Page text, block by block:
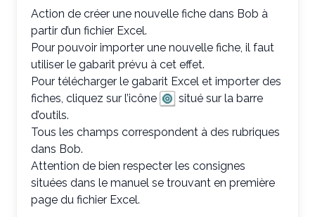
Action de créer une nouvelle fiche dans Bob à
partir d’un fichier Excel.
Pour pouvoir importer une nouvelle fiche, il faut
utiliser le gabarit prévu à cet effet.
Pour télécharger le gabarit Excel et importer des
fiches, cliquez sur l’icône
situé sur la barre
d’outils.
Tous les champs correspondent à des rubriques
dans Bob.
Attention de bien respecter les consignes
situées dans le manuel se trouvant en première
page du fichier Excel.